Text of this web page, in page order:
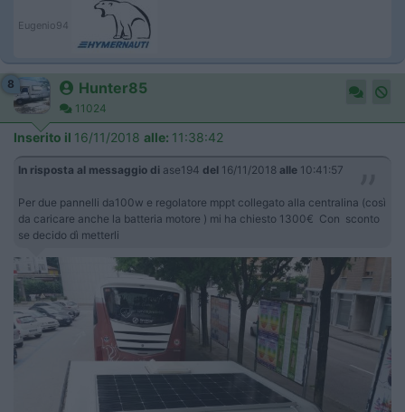
Eugenio94
8 Hunter85
11024
Inserito il 16/11/2018 alle: 11:38:42
In risposta al messaggio di ase194 del 16/11/2018 alle 10:41:57
Per due pannelli da100w e regolatore mppt collegato alla centralina (così
da caricare anche la batteria motore ) mi ha chiesto 1300€ Con sconto
se decido dì metterli